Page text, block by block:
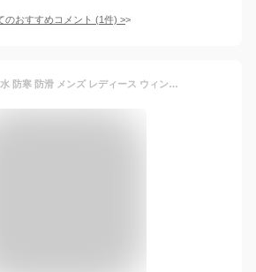
のおすすめコメント (1件) >
スノーブーツ 防水 防寒 防滑 メンズ レディース ウィンター シューズ スノトレ 冬靴 ビーンブーツ タイプ アウトドア カジュアル 男性 紳士 女性 婦人 兼用 保温 ボア おしゃれ あったかい キャンプ ワーク 雪道 通勤 通学 仕事 黒